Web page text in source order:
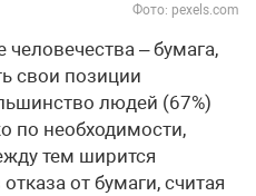
Фото: pexels.com
– бумага,
свои позиции
людей (67%)
по необходимости,
тем ширится
от бумаги, считая